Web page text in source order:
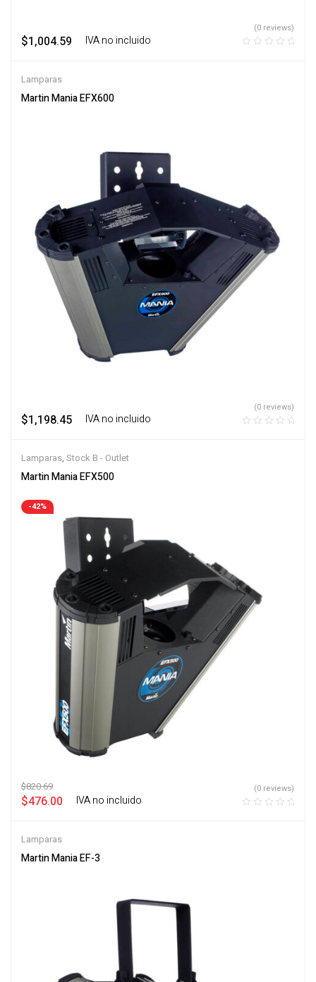
$1,004.59 ‎ ‎ ‎ IVA no incluido
(0 reviews)
Lamparas
Martin Mania EFX600
$1,198.45 ‎ ‎ ‎ IVA no incluido
(0 reviews)
Lamparas, Stock B - Outlet
Martin Mania EFX500
-42%
$820.69
$476.00 ‎ ‎ ‎ IVA no incluido
(0 reviews)
Lamparas
Martin Mania EF-3